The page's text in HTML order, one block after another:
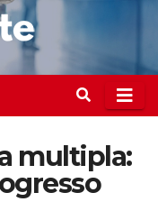
multipla: